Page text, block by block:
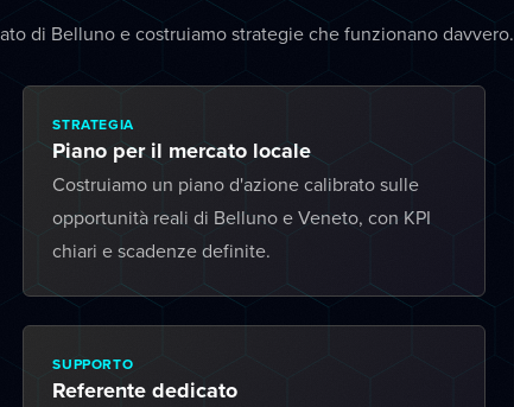
di Belluno e costruiamo strategie che funzionano davvero.
STRATEGIA
Piano per il mercato locale
Costruiamo un piano d'azione calibrato sulle
opportunità reali di Belluno e Veneto, con KPI
chiari e scadenze definite.
SUPPORTO
Referente dedicato